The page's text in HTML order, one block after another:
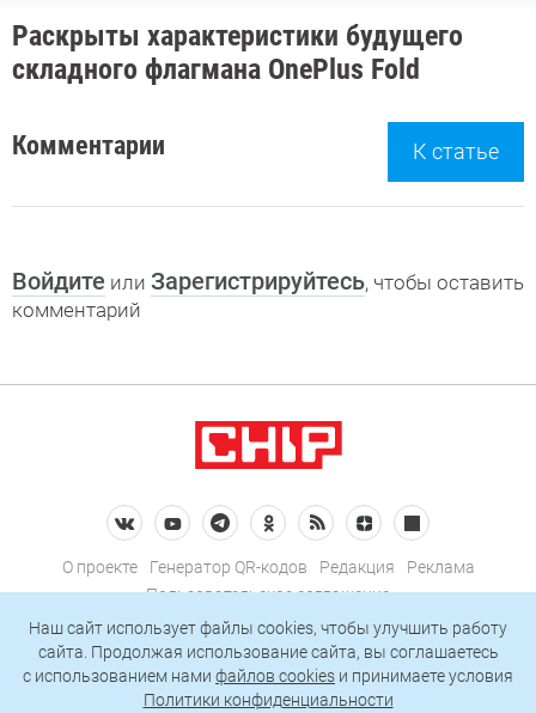
Раскрыты характеристики будущего
складного флагмана OnePlus Fold
Комментарии К статье
Войдите или Зарегистрируйтесь, чтобы оставить
комментарий
О проекте Генератор QR-кодов Редакция
Реклама
Пользовательское соглашение
Политика конфиденциальности
Подписаться на рассылку
Наш сайт использует файлы cookies, чтобы улучшить работу
сайта. Продолжая использование сайта, вы соглашаетесь
c использованием нами файлов cookies и принимаете условия
Политики конфиденциальности